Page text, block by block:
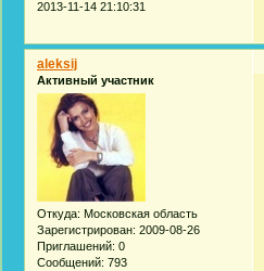
2013-11-14 21:10:31
aleksij
Активный участник
Откуда: Московская область
Зарегистрирован: 2009-08-26
Приглашений: 0
Сообщений: 793